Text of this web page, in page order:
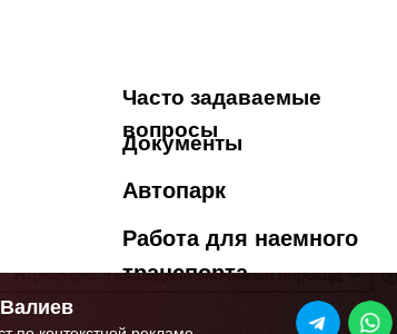
Часто задаваемые
вопросы
Документы
Автопарк
Работа для наемного
транспорта